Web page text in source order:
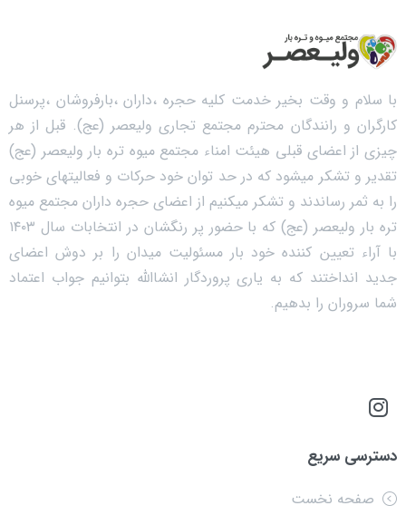
با سلام و وقت بخیر خدمت کلیه حجره ،داران ،بارفروشان ،پرسنل
کارگران و رانندگان محترم مجتمع تجاری ولیعصر (عج). قبل از هر
چیزی از اعضای قبلی هیئت امناء مجتمع میوه تره بار ولیعصر (عج)
تقدیر و تشکر میشود که در حد توان خود حرکات و فعالیتهای خوبی
را به ثمر رساندند و تشکر میکنیم از اعضای حجره داران مجتمع میوه
تره بار ولیعصر (عج) که با حضور پر رنگشان در انتخابات سال ۱۴۰۳
با آراء تعیین کننده خود بار مسئولیت میدان را بر دوش اعضای
جدید انداختند که به یاری پروردگار انشاالله بتوانیم جواب اعتماد
شما سروران را بدهیم.
دسترسی سریع
صفحه نخست